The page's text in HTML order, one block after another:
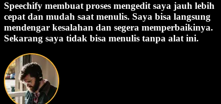
Speechify membuat proses mengedit saya jauh lebih
cepat dan mudah saat menulis. Saya bisa langsung
mendengar kesalahan dan segera memperbaikinya.
Sekarang saya tidak bisa menulis tanpa alat ini.